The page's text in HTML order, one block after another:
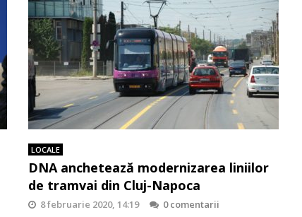
LOCALE
DNA anchetează modernizarea liniilor
de tramvai din Cluj-Napoca
8 februarie 2020, 14:19
0 comentarii